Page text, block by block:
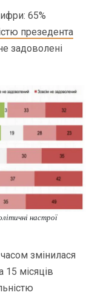
65%
презедента
задоволені
настрої
змінилася
15 місяців